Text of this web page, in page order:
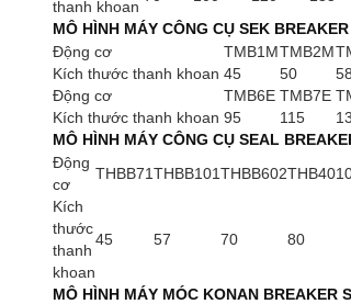
thanh khoan
MÔ HÌNH MÁY CÔNG CỤ SEK
Động cơ
TMB1MTMB2M
Kích thước thanh khoan 45 50 58
Động cơ
TMB6E TMB7E
Kích thước thanh khoan 95 115
MÔ HÌNH MÁY CÔNG CỤ SEAL
Động
cơ
THBB71THBB101THBB602
Kích
thước
thanh
khoan
45 57 70 80
MÔ HÌNH MÁY MÓC KONAN BREAKER